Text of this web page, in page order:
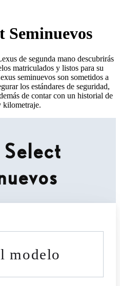
Seminuevos
de segunda mano descubrirás
matriculados y listos para su
seminuevos son sometidos a
los estándares de seguridad,
de contar con un historial de
kilometraje.
Select
modelo